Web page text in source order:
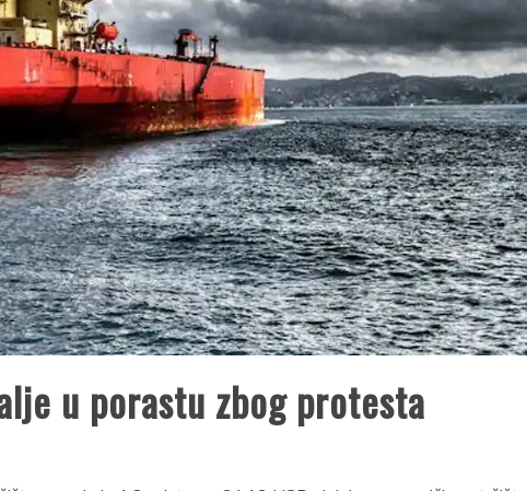
u porastu zbog protesta